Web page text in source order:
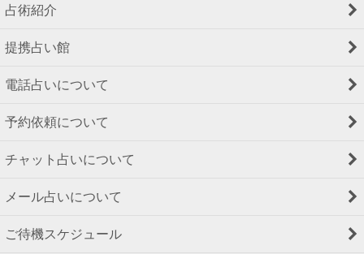
占術紹介
提携占い館
電話占いについて
予約依頼について
チャット占いについて
メール占いについて
ご待機スケジュール